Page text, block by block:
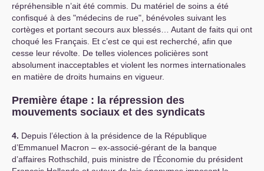
répréhensible n’ait été commis. Du matériel de soins a été
confisqué à des "médecins de rue", bénévoles suivant les
cortèges et portant secours aux blessés… Autant de faits qui ont
choqué les Français. Et c’est ce qui est recherché, afin que
cesse leur révolte. De telles violences policières sont
absolument inacceptables et violent les normes internationales
en matière de droits humains en vigueur.
Première étape : la répression des
mouvements sociaux et des syndicats
4. Depuis l’élection à la présidence de la République
d’Emmanuel Macron – ex-associé-gérant de la banque
d’affaires Rothschild, puis ministre de l’Économie du président